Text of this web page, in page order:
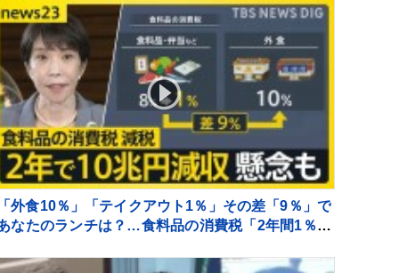
「外食10％」「テイクアウト1％」その差「9％」で
なたのランチは？…食料品の消費税「2年間1％」